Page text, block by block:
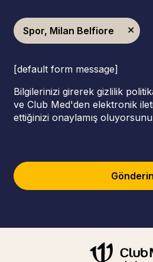
Spor, Milan Belfiore
[default form message]
Bilgilerinizi girerek gizlilik
ve Club Med'den elektronik
ettiğinizi onaylamış
Gönderin